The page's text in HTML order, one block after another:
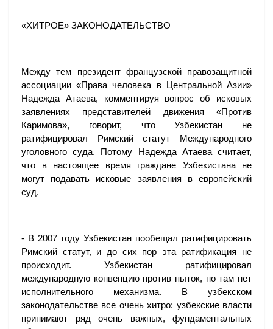
«ХИТРОЕ» ЗАКОНОДАТЕЛЬСТВО
Между тем президент французской правозащитной
ассоциации «Права человека в Центральной Азии»
Надежда Атаева, комментируя вопрос об исковых
заявлениях представителей движения «Против
Каримова», говорит, что Узбекистан не
ратифицировал Римский статут Международного
уголовного суда. Потому Надежда Атаева считает,
что в настоящее время граждане Узбекистана не
могут подавать исковые заявления в европейский
суд.
- В 2007 году Узбекистан пообещал ратифицировать
Римский статут, и до сих пор эта ратификация не
происходит. Узбекистан ратифицировал
международную конвенцию против пыток, но там нет
исполнительного механизма. В узбекском
законодательстве все очень хитро: узбекские власти
принимают ряд очень важных, фундаментальных